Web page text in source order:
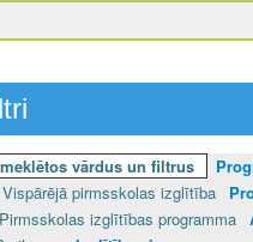
vārdus un filtrus
Vispārējā pirmsskolas izglītība
Pirmsskolas izglītības programma